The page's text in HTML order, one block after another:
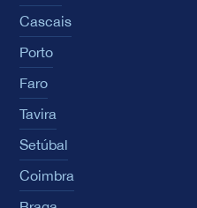
Cascais
Porto
Faro
Tavira
Setúbal
Coimbra